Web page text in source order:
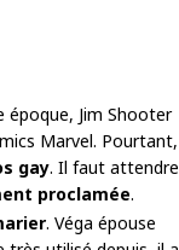
époque, Jim Shooter
Marvel. Pourtant,
gay. Il faut attendre
proclamée.
. Véga épouse